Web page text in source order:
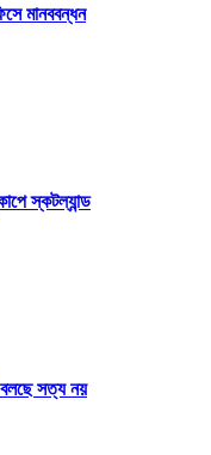
মানববন্ধন
স্কটল্যান্ড
বলছে সত্য নয়